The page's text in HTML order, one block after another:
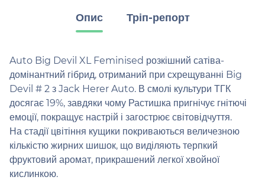
Опис Тріп-репорт
Auto Big Devil XL Feminised розкішний сатіва-
домінантний гібрид, отриманий при схрещуванні Big
Devil # 2 з Jack Herer Auto. В смолі культури ТГК
досягає 19%, завдяки чому Растишка пригнічує гнітючі
емоції, покращує настрій і загострює світовідчуття.
На стадії цвітіння кущики покриваються величезною
кількістю жирних шишок, що виділяють терпкий
фруктовий аромат, прикрашений легкої хвойної
кислинкою.